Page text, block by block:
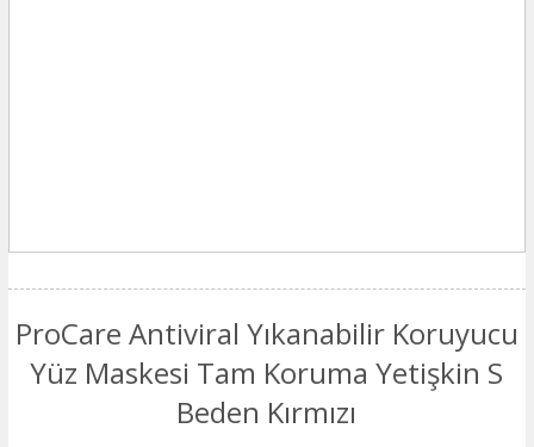
ProCare Antiviral Yıkanabilir Koruyucu
Yüz Maskesi Tam Koruma Yetişkin S
Beden Kırmızı